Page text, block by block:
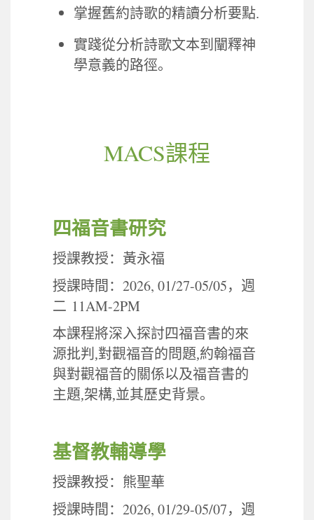
掌握舊約詩歌的精讀分析要點.
實踐從分析詩歌文本到闡釋神
學意義的路徑。
MACS課程
四福音書研究
授課教授：黃永福
授課時間： 2026, 01/27-05/05，週
二 11AM-2PM
本課程將深入探討四福音書的來
源批判 ,對觀福音的問題,約翰福音
與對觀福音的關係以及福音書的
主題,架構,並其歷史背景。
基督教輔導學
授課教授：熊聖華
授課時間： 2026, 01/29-05/07，週